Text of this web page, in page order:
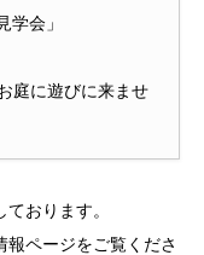
会」
庭に遊びに来ませ
おります。
ページをご覧くださ